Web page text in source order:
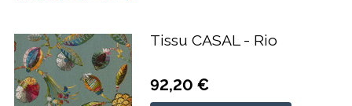
Tissu CASAL - Rio
92,20 €